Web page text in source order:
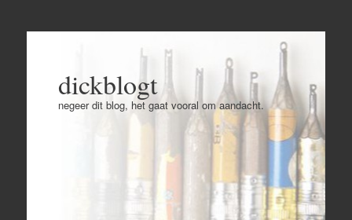
dickblogt
negeer dit blog, het gaat vooral om aandacht.